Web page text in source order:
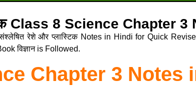
Class 8 Science Chapter
रेशे और प्लास्टिक Notes in Hindi for Quick
विज्ञान is Followed.
Chapter 3 Notes